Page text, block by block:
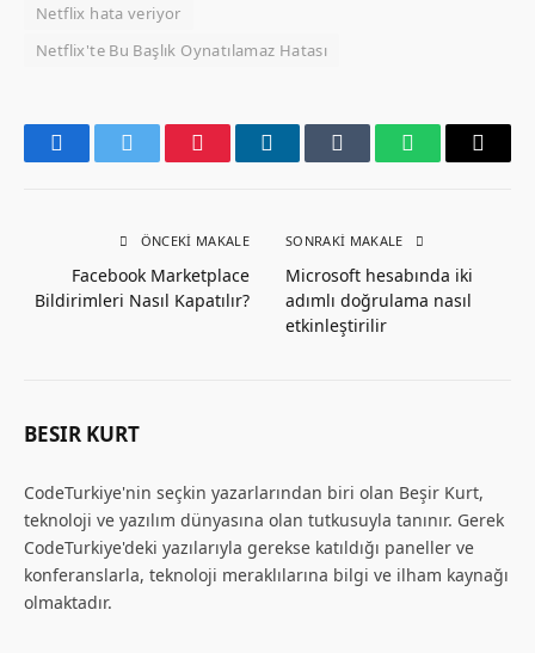
Netflix hata veriyor
Netflix'te Bu Başlık Oynatılamaz Hatası
FacebookTwitter PinterestLinkedInTumblr WhatsAppEmail
ÖNCEKI MAKALE
Facebook Marketplace
Bildirimleri Nasıl Kapatılır?
SONRAKI MAKALE
Microsoft hesabında iki
adımlı doğrulama nasıl
etkinleştirilir
BESIR KURT
CodeTurkiye'nin seçkin yazarlarından biri olan Beşir Kurt,
teknoloji ve yazılım dünyasına olan tutkusuyla tanınır. Gerek
CodeTurkiye'deki yazılarıyla gerekse katıldığı paneller ve
konferanslarla, teknoloji meraklılarına bilgi ve ilham kaynağı
olmaktadır.